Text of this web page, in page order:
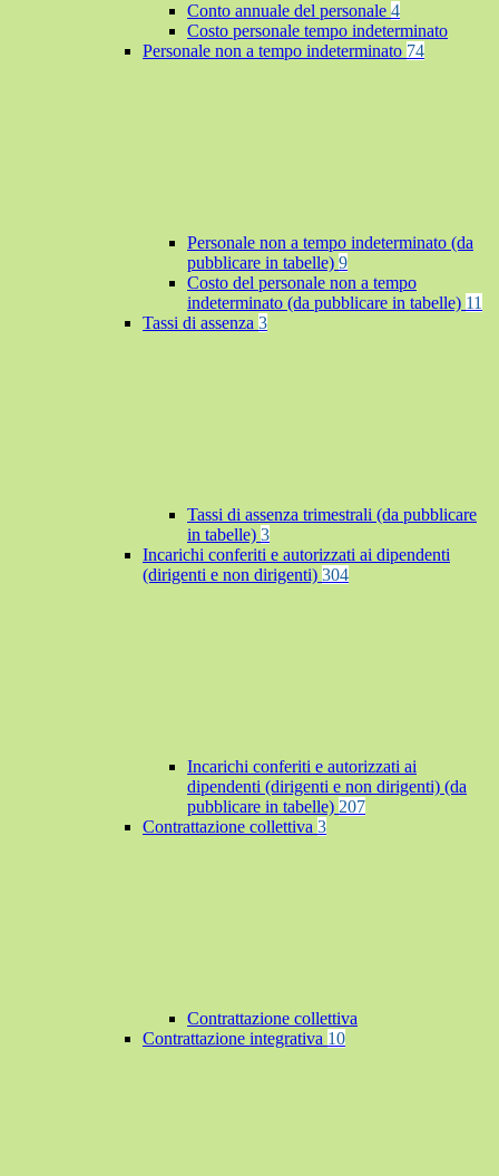
Conto annuale del personale 4
Costo personale tempo indeterminato
Personale non a tempo indeterminato 74
Personale non a tempo indeterminato (da
pubblicare in tabelle) 9
Costo del personale non a tempo
indeterminato (da pubblicare in tabelle) 11
Tassi di assenza 3
Tassi di assenza trimestrali (da pubblicare
in tabelle) 3
Incarichi conferiti e autorizzati ai dipendenti
(dirigenti e non dirigenti) 304
Incarichi conferiti e autorizzati ai
dipendenti (dirigenti e non dirigenti) (da
pubblicare in tabelle) 207
Contrattazione collettiva 3
Contrattazione collettiva
Contrattazione integrativa 10